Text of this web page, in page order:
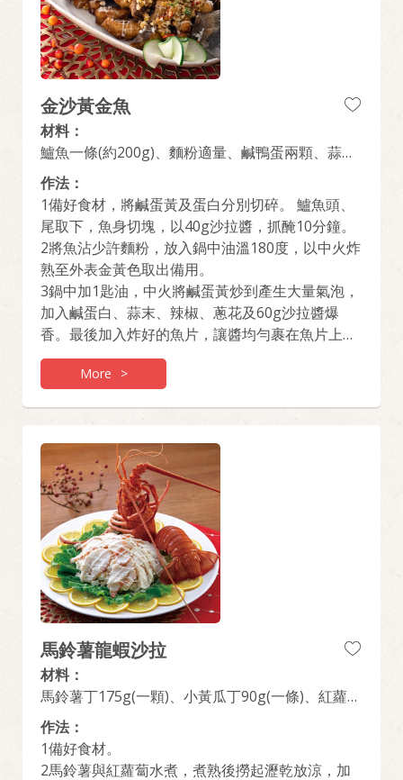
金沙黃金魚
材料：
鱸魚一條(約200g)、麵粉適量、鹹鴨蛋兩顆、蒜末
8g、白胡椒粉適量、蔥花10g、辣椒片適量、桂冠
沙拉醬100g
作法：
1備好食材，將鹹蛋黃及蛋白分別切碎。 鱸魚頭、
尾取下，魚身切塊，以40g沙拉醬，抓醃10分鐘。
2將魚沾少許麵粉，放入鍋中油溫180度，以中火炸
熟至外表金黃色取出備用。
3鍋中加1匙油，中火將鹹蛋黃炒到產生大量氣泡，
加入鹹蛋白、蒜末、辣椒、蔥花及60g沙拉醬爆
香。最後加入炸好的魚片，讓醬均勻裹在魚片上即
可起鍋。
More >
馬鈴薯龍蝦沙拉
材料：
馬鈴薯丁175g(一顆)、小黃瓜丁90g(一條)、紅蘿蔔
丁80g(1/3條)、玉米粒60g、水煮蛋2顆、熟龍蝦1
隻、桂冠沙拉醬100g、黑胡椒粉適量
作法：
1備好食材。
2馬鈴薯與紅蘿蔔水煮，煮熟後撈起瀝乾放涼，加